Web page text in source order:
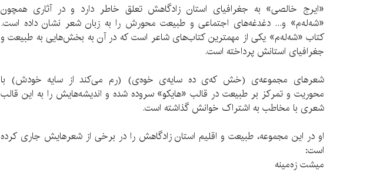
«ایرج خالصی» به جغرافیای استان زادگاهش تعلق خاطر دارد و در آثاری همچون
«شه‌له‌م» و... دغدغه‌های اجتماعی و طبیعت محورش را به زبان شعر نشان داده است.
کتاب «شه‌‌له‌م» یکی از مهمترین کتاب‌های شاعر است که در آن به بخش‌هایی به طبیعت و
جغرافیای استانش پرداخته است.
شعرهای مجموعه‌ی (خش که‌ی ده سایه‌ی خوه‌ی) (رم می‌کند از سایه خودش) با
محوریت و تمرکز بر طبیعت در قالب «هایکو» سروده شده و اندیشه‌هایش را به این قالب
شعری با مخاطب به اشتراک خوانش گذاشته است.
او در این مجموعه، طبیعت و اقلیم استان زادگاهش را در برخی از شعرهایش جاری کرده
است:
میشت زه‌مینه